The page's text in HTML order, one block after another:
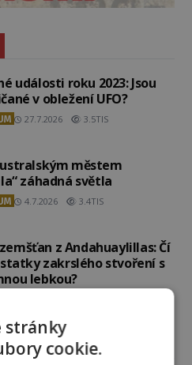
události roku 2023: Jsou
v obležení UFO?
27.7.2026 3.5TIS
městem
záhadná světla
4.7.2026 3.4TIS
z Andahuaylillas: Čí
zakrslého stvoření s
lebkou?
stránky
cookie.